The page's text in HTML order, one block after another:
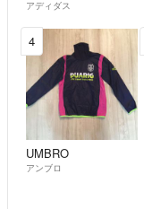
アディダス
4
UMBRO
アンブロ